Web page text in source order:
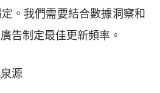
。我們需要結合數據洞察和
告制定最佳更新頻率。
源